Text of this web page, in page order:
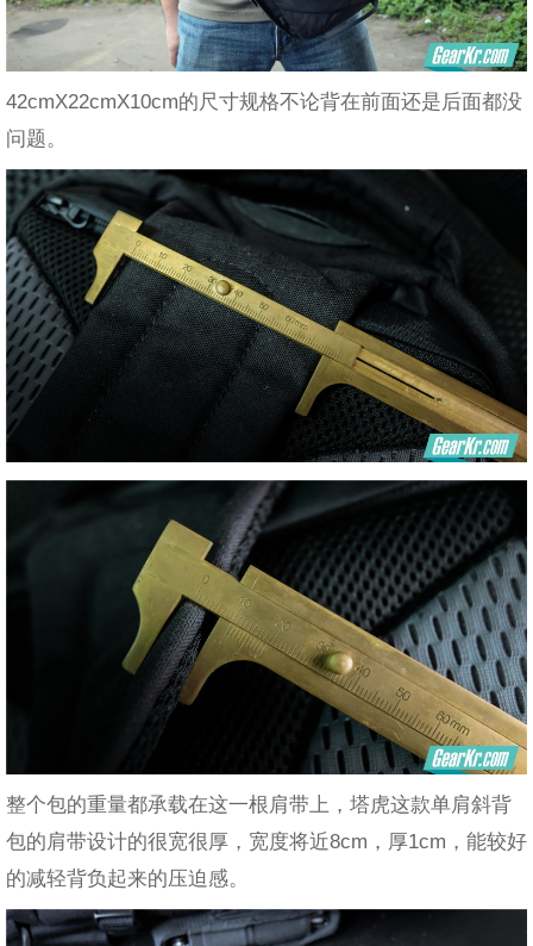
42cmX22cmX10cm的尺寸规格不论背在前面还是后面都没
问题。
整个包的重量都承载在这一根肩带上，塔虎这款单肩斜背
包的肩带设计的很宽很厚，宽度将近8cm，厚1cm，能较好
的减轻背负起来的压迫感。